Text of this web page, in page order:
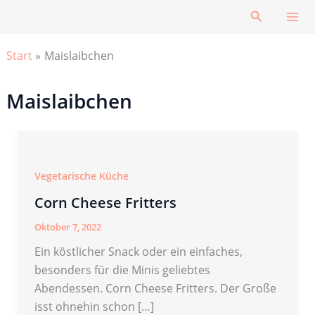
Suchen
Start Maislaibchen
Maislaibchen
Vegetarische Küche
Corn Cheese Fritters
Oktober 7, 2022
Ein köstlicher Snack oder ein einfaches,
besonders für die Minis geliebtes
Abendessen. Corn Cheese Fritters. Der Große
isst ohnehin schon […]